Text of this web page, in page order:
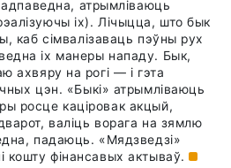
адпаведна, атрымліваюць
іх). Лічыцца, што бык
каб сімвалізаваць пэўны рух
іх манеры нападу. Бык,
ахвяру на рогі — і гэта
цэн. «Быкі» атрымліваюць
росце каціровак акцый,
валіць ворага на зямлю
падаюць. «Мядзведзі»
кошту фінансавыхактываў.